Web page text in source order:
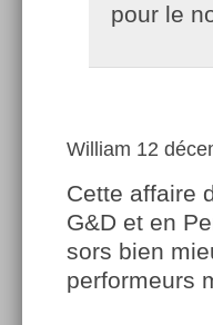
pour le
William 12
Cette affaire
G&D et en
sors bien
performeurs